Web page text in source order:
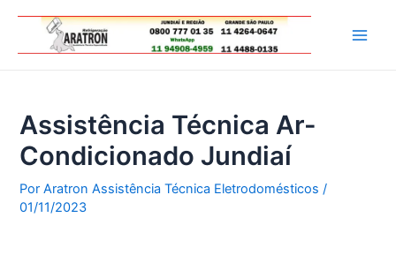
Assistência Técnica Ar-
Condicionado Jundiaí
PorAratron Assistência Técnica Eletrodomésticos/
01/11/2023